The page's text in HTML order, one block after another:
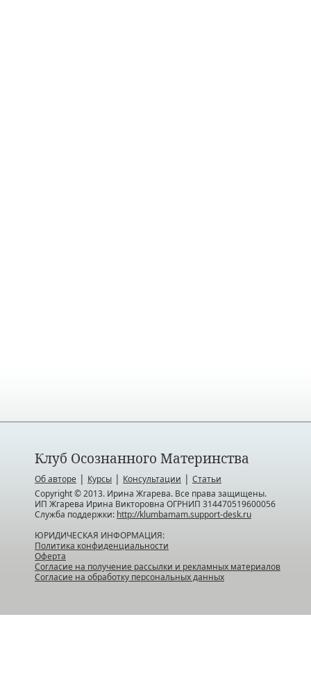
Клуб Осознанного Материнства
Об авторе | Курсы | Консультации | Статьи
Copyright © 2013. Ирина Жгарева. Все права защищены.
ИП Жгарева Ирина Викторовна ОГРНИП 314470519600056
Служба поддержки: http://klumbamam.support-desk.ru
ЮРИДИЧЕСКАЯ ИНФОРМАЦИЯ:
Политика конфиденциальности
Оферта
Согласие на получение рассылки и рекламных материалов
Согласие на обработку персональных данных